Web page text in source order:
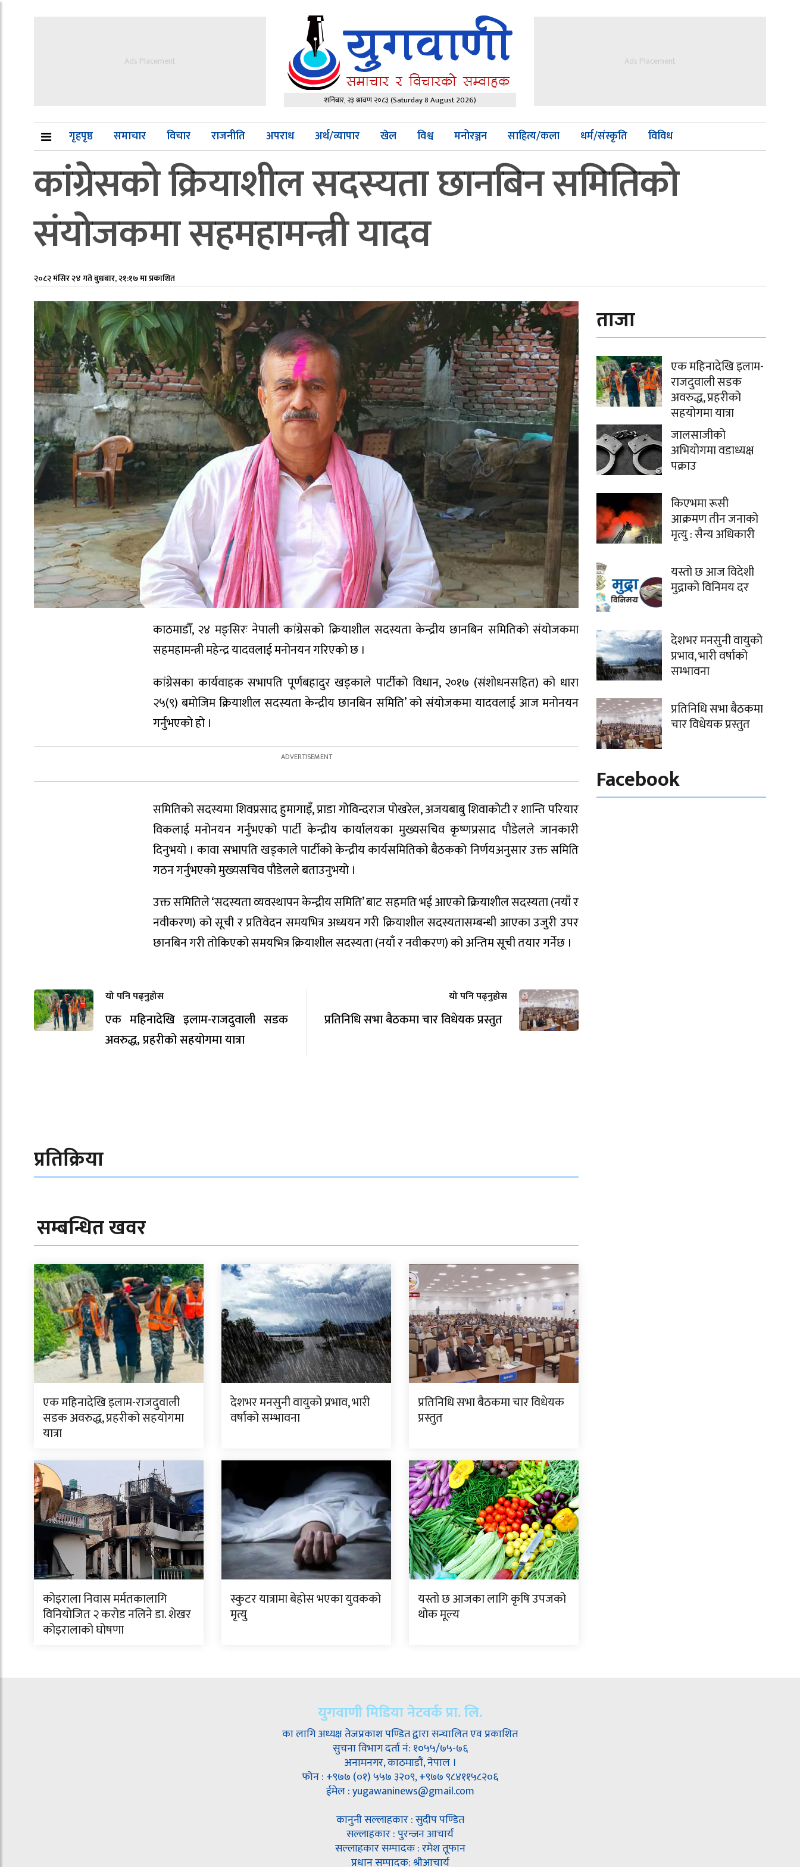
Ads Placement
शनिबार, २३ श्रावण २०८३(Saturday 8 August 2026)
Ads Placement
गृहपृष्ठ समाचार विचार राजनीति अपराध अर्थ/व्यापार खेल विश्व मनोरञ्जन साहित्य/कला धर्म/संस्कृति विविध
कांग्रेसको क्रियाशील सदस्यता छानबिन समितिको
संयोजकमा सहमहामन्त्री यादव
२०८२ मंसिर २४ गते बुधबार, २१:१७ मा प्रकाशित
काठमाडौँ, २४ मङ्सिरः नेपाली कांग्रेसको क्रियाशील सदस्यता केन्द्रीय छानबिन समितिको संयोजकमा
सहमहामन्त्री महेन्द्र यादवलाई मनोनयन गरिएको छ ।
कांग्रेसका कार्यवाहक सभापति पूर्णबहादुर खड्काले पार्टीको विधान, २०१७ (संशोधनसहित) को धारा
२५(९) बमोजिम क्रियाशील सदस्यता केन्द्रीय छानबिन समिति’ को संयोजकमा यादवलाई आज मनोनयन
गर्नुभएको हो ।
समितिको सदस्यमा शिवप्रसाद हुमागाइँ, प्राडा गोविन्दराज पोखरेल, अजयबाबु शिवाकोटी र शान्ति परियार
विकलाई मनोनयन गर्नुभएको पार्टी केन्द्रीय कार्यालयका मुख्यसचिव कृष्णप्रसाद पौडेलले जानकारी
दिनुभयो । कावा सभापति खड्काले पार्टीको केन्द्रीय कार्यसमितिको बैठकको निर्णयअनुसार उक्त समिति
गठन गर्नुभएको मुख्यसचिव पौडेलले बताउनुभयो ।
उक्त समितिले ‘सदस्यता व्यवस्थापन केन्द्रीय समिति’ बाट सहमति भई आएको क्रियाशील सदस्यता (नयाँ र
नवीकरण) को सूची र प्रतिवेदन समयभित्र अध्ययन गरी क्रियाशील सदस्यतासम्बन्धी आएका उजुरी उपर
छानबिन गरी तोकिएको समयभित्र क्रियाशील सदस्यता (नयाँ र नवीकरण) को अन्तिम सूची तयार गर्नेछ ।
यो पनि पढ्नुहोस
एक महिनादेखि इलाम-राजदुवाली सडक
अवरुद्ध, प्रहरीको सहयोगमा यात्रा
यो पनि पढ्नुहोस
प्रतिनिधि सभा बैठकमा चार विधेयक प्रस्तुत
प्रतिक्रिया
सम्बन्धित खवर
एक महिनादेखि इलाम-राजदुवाली
सडक अवरुद्ध, प्रहरीको सहयोगमा
यात्रा
देशभर मनसुनी वायुको प्रभाव, भारी
वर्षाको सम्भावना
प्रतिनिधि सभा बैठकमा चार विधेयक
प्रस्तुत
कोइराला निवास मर्मतकालागि
विनियोजित २ करोड नलिने डा. शेखर
कोइरालाको घोषणा
स्कुटर यात्रामा बेहोस भएका युवकको
मृत्यु
यस्तो छ आजका लागि कृषि उपजको
थोक मूल्य
ताजा
एक महिनादेखि इलाम-
राजदुवाली सडक
अवरुद्ध, प्रहरीको
सहयोगमा यात्रा
जालसाजीको
अभियोगमा वडाध्यक्ष
पक्राउ
किएभमा रूसी
आक्रमण तीन जनाको
मृत्यु : सैन्य अधिकारी
यस्तो छ आज विदेशी
मुद्राको विनिमय दर
देशभर मनसुनी वायुको
प्रभाव, भारी वर्षाको
सम्भावना
प्रतिनिधि सभा बैठकमा
चार विधेयक प्रस्तुत
Facebook
युगवाणी मिडिया नेटवर्क प्रा. लि.
का लागि अध्यक्ष तेजप्रकाश पण्डित द्वारा सन्चालित एव प्रकाशित
सुचना विभाग दर्ता नं: १०५५/७५-७६
अनामनगर, काठमाडौं, नेपाल ।
फोन : +९७७ (०१) ५५७ ३२०९, +९७७ ९८४११५८२०६
ईमेल : yugawaninews@gmail.com
कानुनी सल्लाहकार : सुदीप पण्डित
सल्लाहकार : पुरन्जन आचार्य
सल्लाहकार सम्पादक : रमेश तूफान
प्रधान सम्पादक: श्रीआचार्य